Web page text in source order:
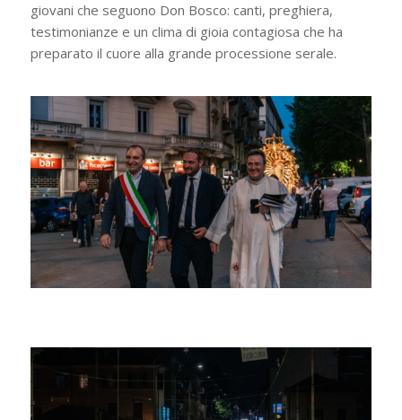
giovani che seguono Don Bosco: canti, preghiera,
testimonianze e un clima di gioia contagiosa che ha
preparato il cuore alla grande processione serale.